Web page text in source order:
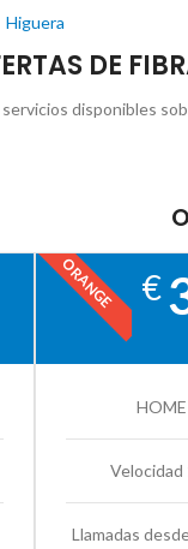
Higuera
DE
disponibles
ORANGE €
Llamadas